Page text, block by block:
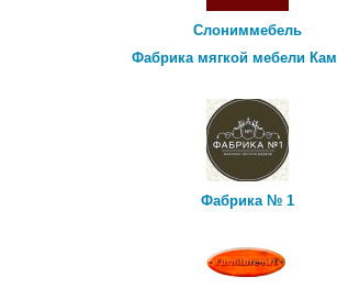
Слониммебель
Фабрика мягкой мебели
Фабрика № 1